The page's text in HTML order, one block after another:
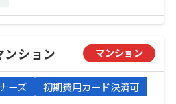
ション マンション
ーズ 初期費用カード決済可